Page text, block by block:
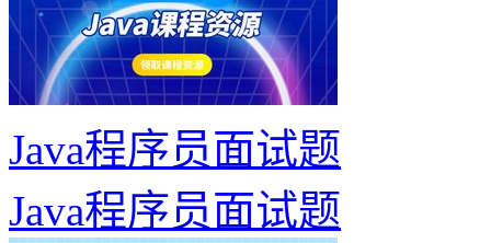
Java程序员面试题
Java程序员面试题